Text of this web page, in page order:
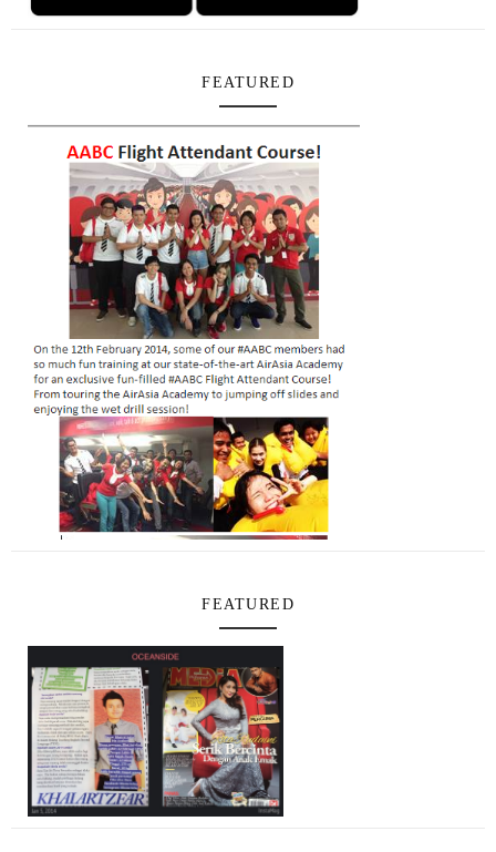
FEATURED
FEATURED